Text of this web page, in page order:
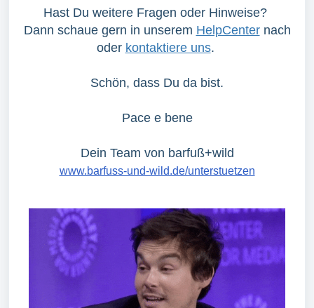
Hast Du weitere Fragen oder Hinweise?
Dann schaue gern in unserem HelpCenternach
oder kontaktiere uns.
Schön, dass Du da bist.
Pace e bene
Dein Team von barfuß+wild
www.barfuss-und-wild.de/unterstuetzen